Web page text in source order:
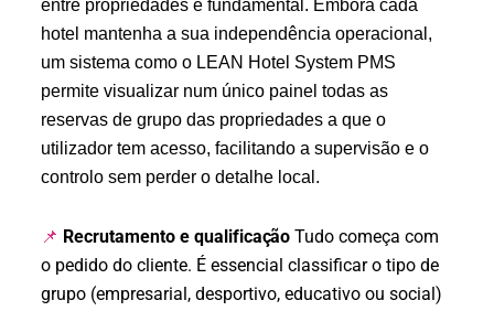
entre propriedades é fundamental. Embora cada
hotel mantenha a sua independência operacional,
um sistema como o LEAN Hotel System PMS
permite visualizar num único painel todas as
reservas de grupo das propriedades a que o
utilizador tem acesso, facilitando a supervisão e o
controlo sem perder o detalhe local.
📌 Recrutamento e qualificação Tudo começa com
o pedido do cliente. É essencial classificar o tipo de
grupo (empresarial, desportivo, educativo ou social)